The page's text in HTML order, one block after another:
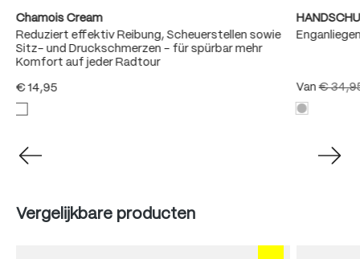
Chamois Cream
Reduziert effektiv Reibung, Scheuerstellen sowie
Sitz- und Druckschmerzen – für spürbar mehr
Komfort auf jeder Radtour
€ 14,95 Van€
Produktgalerie überspringen
Vergelijkbare producten